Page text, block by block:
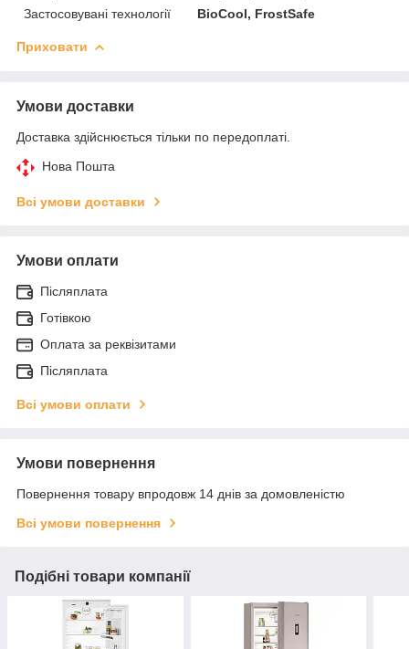
Застосовувані технології
BioCool, FrostSafe
Приховати
Умови доставки
Доставка здійснюється тільки по передоплаті.
Нова Пошта
Всі умови доставки
Умови оплати
Післяплата
Готівкою
Оплата за реквізитами
Післяплата
Всі умови оплати
Умови повернення
Повернення товару впродовж 14 днів за домовленістю
Всі умови повернення
Подібні товари компанії